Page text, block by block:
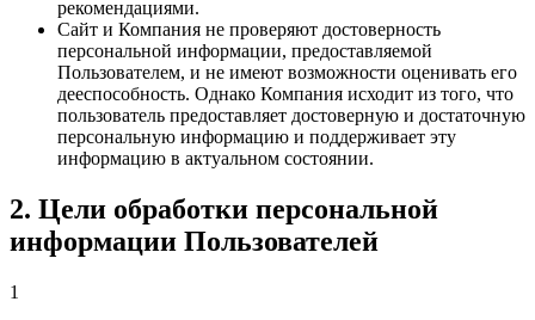
рекомендациями.
Сайт и Компания не проверяют достоверность
персональной информации, предоставляемой
Пользователем, и не имеют возможности оценивать его
дееспособность. Однако Компания исходит из того, что
пользователь предоставляет достоверную и достаточную
персональную информацию и поддерживает эту
информацию в актуальном состоянии.
2. Цели обработки персональной
информации Пользователей
1